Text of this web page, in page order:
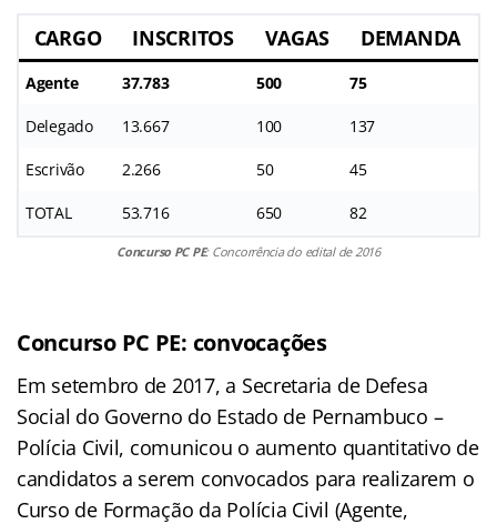
CARGO INSCRITOS VAGAS DEMANDA
Agente 37.783 500 75
Delegado 13.667 100 137
Escrivão 2.266 50 45
TOTAL 53.716 650 82
Concurso PC PE: Concorrência do edital de 2016
Concurso PC PE: convocações
Em setembro de 2017, a Secretaria de Defesa
Social do Governo do Estado de Pernambuco –
Polícia Civil, comunicou o aumento quantitativo de
candidatos a serem convocados para realizarem o
Curso de Formação da Polícia Civil (Agente,